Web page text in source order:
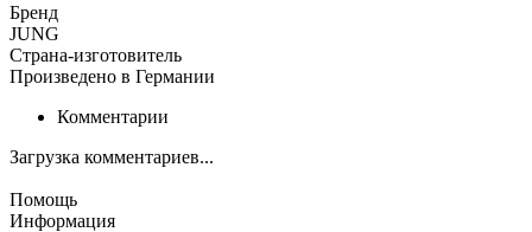
Бренд
JUNG
Страна-изготовитель
Произведено в Германии
Комментарии
Загрузка комментариев...
Помощь
Информация